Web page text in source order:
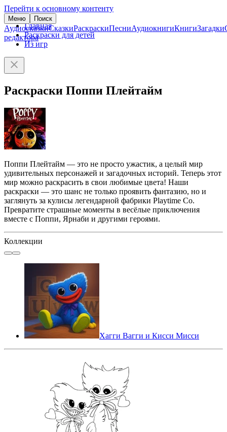
Перейти к основному контенту
Меню Поиск
АудиосказкиСказкиРаскраскиПесниАудиокнигиКнигиЗагадки
редактора
Главная
Раскраски для детей
Из игр
Раскраски Поппи Плейтайм
Поппи Плейтайм — это не просто ужастик, а целый мир
удивительных персонажей и загадочных историй. Теперь этот
мир можно раскрасить в свои любимые цвета! Наши
раскраски — это шанс не только проявить фантазию, но и
заглянуть за кулисы легендарной фабрики Playtime Co.
Превратите страшные моменты в весёлые приключения
вместе с Поппи, Ярнаби и другими героями.
Коллекции
Хагги Вагги и Кисси Мисси